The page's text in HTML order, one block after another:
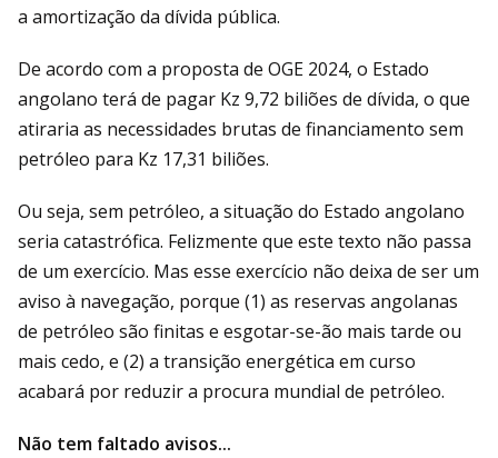
a amortização da dívida pública.
De acordo com a proposta de OGE 2024, o Estado
angolano terá de pagar Kz 9,72 biliões de dívida, o que
atiraria as necessidades brutas de financiamento sem
petróleo para Kz 17,31 biliões.
Ou seja, sem petróleo, a situação do Estado angolano
seria catastrófica. Felizmente que este texto não passa
de um exercício. Mas esse exercício não deixa de ser um
aviso à navegação, porque (1) as reservas angolanas
de petróleo são finitas e esgotar-se-ão mais tarde ou
mais cedo, e (2) a transição energética em curso
acabará por reduzir a procura mundial de petróleo.
Não tem faltado avisos...